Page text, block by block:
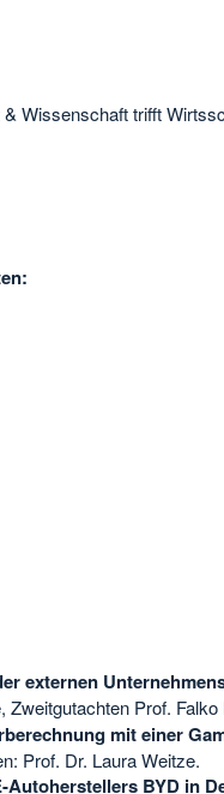
Wissenschaft trifft
externen
Prof.
mit einer
Prof. Dr. Laura Weitze.
BYD in